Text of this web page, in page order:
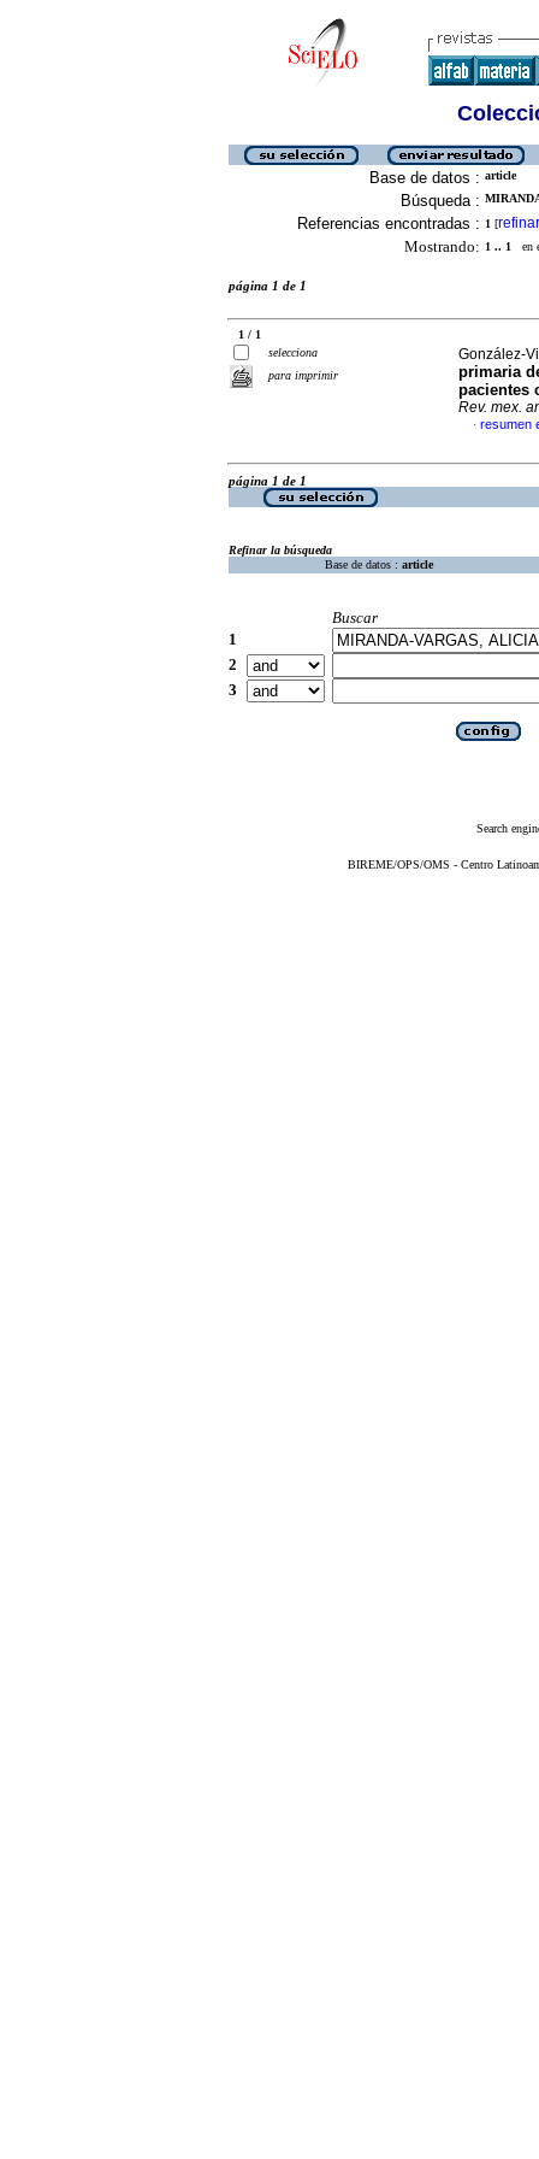
Base de datos : article
Búsqueda :
Referencias encontradas : 1 [refinar
Mostrando: 1 .. 1 en
página 1 de 1
1 / 1
selecciona
para imprimir
González-
primaria
pacientes
Rev. mex.
· resumen
página 1 de 1
Refinar la búsqueda
Base de datos : article
Buscar
1
2
3
Search
BIREME/OPS/OMS - Centro